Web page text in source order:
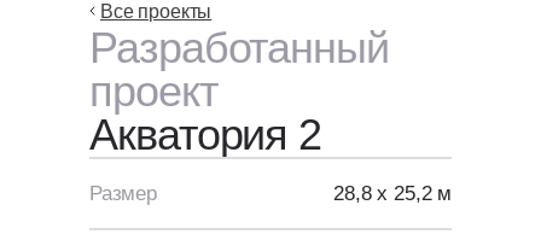
Все проекты
Разработанный
проект
Акватория 2
Размер 28,8 х 25,2 м